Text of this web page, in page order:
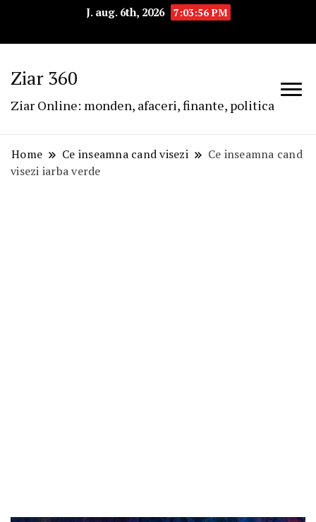
J. aug. 6th, 2026 7:03:57 PM
Ziar 360
Ziar Online: monden, afaceri, finante, politica
Home Ce inseamna cand visezi
Ce inseamna cand
visezi iarba verde